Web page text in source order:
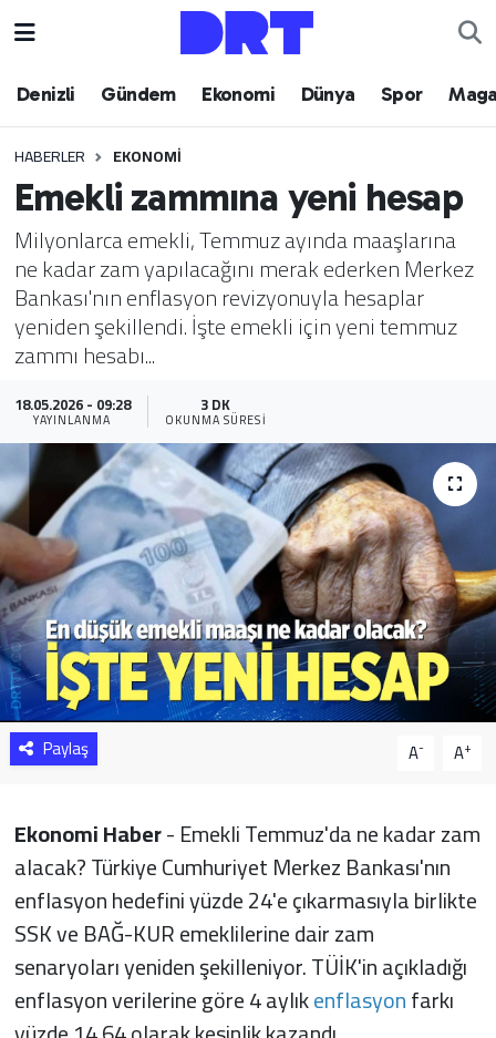
Denizli Gündem Ekonomi Dünya Spor
HABERLER EKONOMI
Emekli zammına yeni hesap
Milyonlarca emekli, Temmuz ayında maaşlarına
ne kadar zam yapılacağını merak ederken Merkez
Bankası'nın enflasyon revizyonuyla hesaplar
yeniden şekillendi. İşte emekli için yeni temmuz
zammı hesabı...
18.05.2026 - 09:28
YAYINLANMA
3 DK
OKUNMA SÜRESI
Paylaş A- A+
Ekonomi Haber- Emekli Temmuz'da ne kadar zam
alacak? Türkiye Cumhuriyet Merkez Bankası'nın
enflasyon hedefini yüzde 24'e çıkarmasıyla birlikte
SSK ve BAĞ-KUR emeklilerine dair zam
senaryoları yeniden şekilleniyor. TÜİK'in açıkladığı
enflasyon verilerine göre 4 aylıkenflasyonfarkı
Denizli
Ekonomi
Dünya
Spor
Magazin
Teknoloji
Yaşam
Sağlık
Yazarlar
Resmi İlan
Resmi Reklam
Hava Durumu
Trafik Durumu
Puan Durumu ve Fikstür
Tüm Manşetler
Son Dakika Haberleri
Haber Arşivi